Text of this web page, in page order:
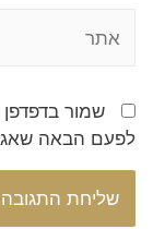
שמור
לפעם הבאה